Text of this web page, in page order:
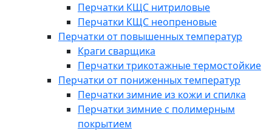
Перчатки КЩС нитриловые
Перчатки КЩС неопреновые
Перчатки от повышенных температур
Краги сварщика
Перчатки трикотажные термостойкие
Перчатки от пониженных температур
Перчатки зимние из кожи и спилка
Перчатки зимние с полимерным
покрытием